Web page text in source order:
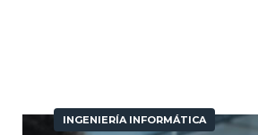
INGENIERÍA INFORMÁTICA